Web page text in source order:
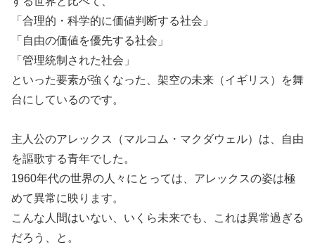
「合理的・科学的に価値判断する社会」
「自由の価値を優先する社会」
「管理統制された社会」
といった要素が強くなった、架空の未来（イギリス）を舞
台にしているのです。
主人公のアレックス（マルコム・マクダウェル）は、自由
を謳歌する青年でした。
1960年代の世界の人々にとっては、アレックスの姿は極
めて異常に映ります。
こんな人間はいない、いくら未来でも、これは異常過ぎる
だろう、と。